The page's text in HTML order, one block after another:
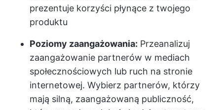
prezentuje korzyści płynące z twojego
produktu
Poziomy zaangażowania: Przeanalizuj
zaangażowanie partnerów w mediach
społecznościowych lub ruch na stronie
internetowej. Wybierz partnerów, którzy
mają silną, zaangażowaną publiczność,